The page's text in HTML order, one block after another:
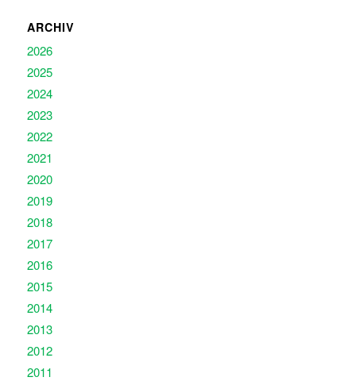
ARCHIV
2026
2025
2024
2023
2022
2021
2020
2019
2018
2017
2016
2015
2014
2013
2012
2011